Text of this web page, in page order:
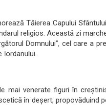
Tăierea Capului
religios. Această zi
Domnului”, cel care a
mai venerate figuri în
în deșert, propovăduind